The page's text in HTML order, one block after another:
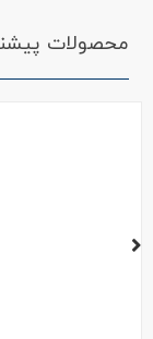
محصولات